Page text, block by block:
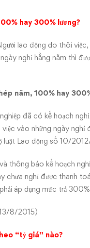
hay 300% lương?
lao động do thôi
nghỉ hằng năm thì
năm, 100% hay
đã có kế hoạch
vào những ngày
luật Lao động số 10/
thông báo kế hoạch
chưa nghỉ được thanh
áp dụng mức trả
8/2015)
“tỷ giá” nào?